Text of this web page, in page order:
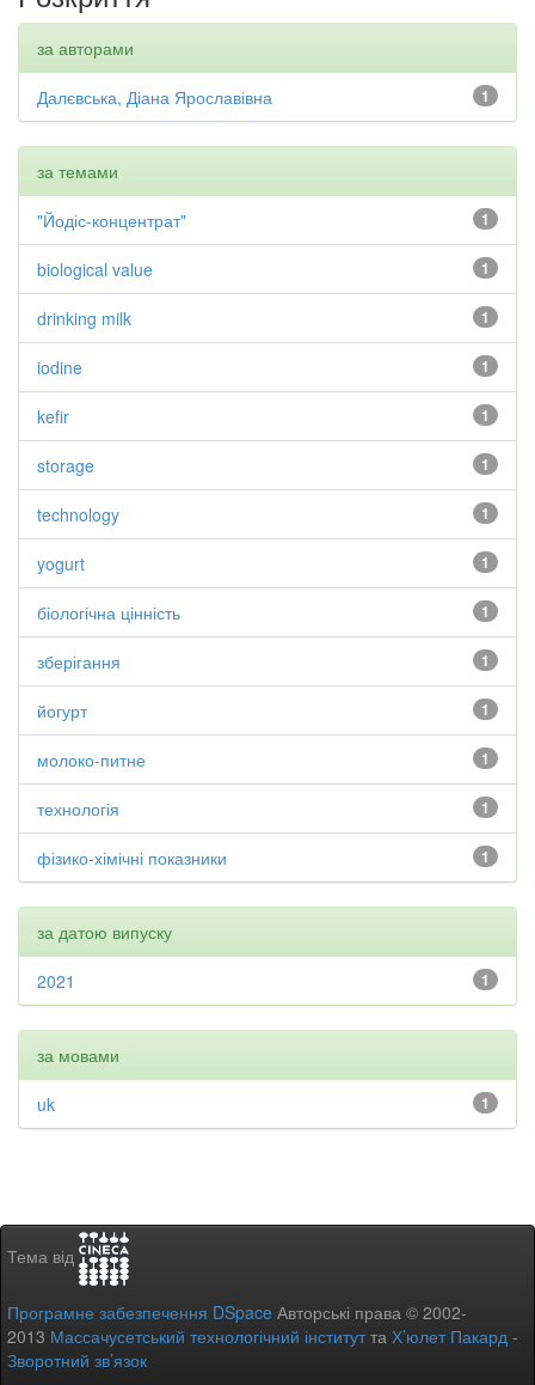
за авторами
1
Далєвська, Діана Ярославівна
за темами
1
"Йодіс-концентрат"
1
biological value
1
drinking milk
1
iodine
1
kefir
1
storage
1
technology
1
yogurt
1
біологічна цінність
1
зберігання
1
йогурт
1
молоко-питне
1
технологія
1
фізико-хімічні показники
за датою випуску
1
2021
за мовами
1
uk
Тема від
Програмне забезпечення DSpace Авторські права © 2002-
2013 Массачусетський технологічний інститутта Х’юлет Пакард -
Зворотний зв’язок